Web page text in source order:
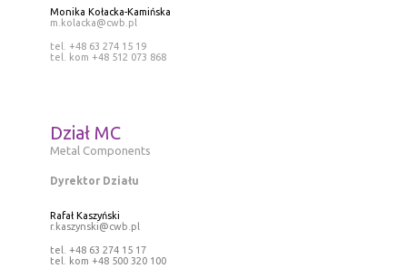
Monika Kołacka-Kamińska
m.kolacka@cwb.pl
tel. +48 63 274 15 19
tel. kom +48 512 073 868
Dział MC
Metal Components
Dyrektor Działu
Rafał Kaszyński
r.kaszynski@cwb.pl
tel. +48 63 274 15 17
tel. kom +48 500 320 100